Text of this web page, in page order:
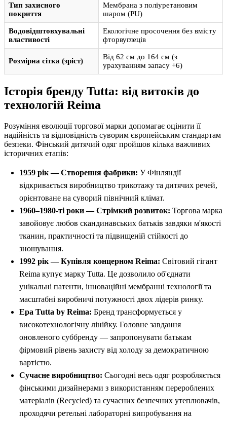
Тип захисного
покриття
Мембрана з поліуретановим
шаром (PU)
Водовідштовхувальні
властивості
Екологічне просочення без вмісту
фторвуглеців
Розмірна сітка (зріст)
Від 62 см до 164 см (з
урахуванням запасу +6)
Історія бренду Tutta: від витоків до
технологій Reima
Розуміння еволюції торгової марки допомагає оцінити її
надійність та відповідність суворим європейським стандартам
безпеки. Фінський дитячий одяг пройшов кілька важливих
історичних етапів:
1959 рік — Створення фабрики: У Фінляндії
відкривається виробництво трикотажу та дитячих речей,
орієнтоване на суворий північний клімат.
1960–1980-ті роки — Стрімкий розвиток: Торгова марка
завойовує любов скандинавських батьків завдяки м'якості
тканин, практичності та підвищеній стійкості до
зношування.
1992 рік — Купівля концерном Reima: Світовий гігант
Reima купує марку Tutta. Це дозволило об'єднати
унікальні патенти, інноваційні мембранні технології та
масштабні виробничі потужності двох лідерів ринку.
Ера Tutta by Reima: Бренд трансформується у
високотехнологічну лінійку. Головне завдання
оновленого суббренду — запропонувати батькам
фірмовий рівень захисту від холоду за демократичною
вартістю.
Сучасне виробництво: Сьогодні весь одяг розробляється
фінськими дизайнерами з використанням перероблених
матеріалів (Recycled) та сучасних безпечних утеплювачів,
проходячи ретельні лабораторні випробування на